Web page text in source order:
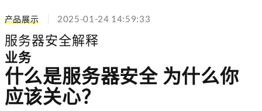
产品展示 2025-01-24 14:59:33
服务器安全解释
业务
什么是服务器安全 为什么你
应该关心？